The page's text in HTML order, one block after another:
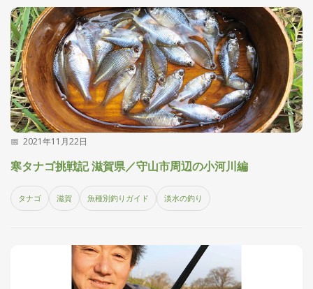
2021年11月22日
寒タナゴ挑戦記 滋賀県／守山市周辺の小河川編
タナゴ 滋賀 魚種別釣りガイド 淡水の釣り
人
ブ
ロ
グ
お
問
い